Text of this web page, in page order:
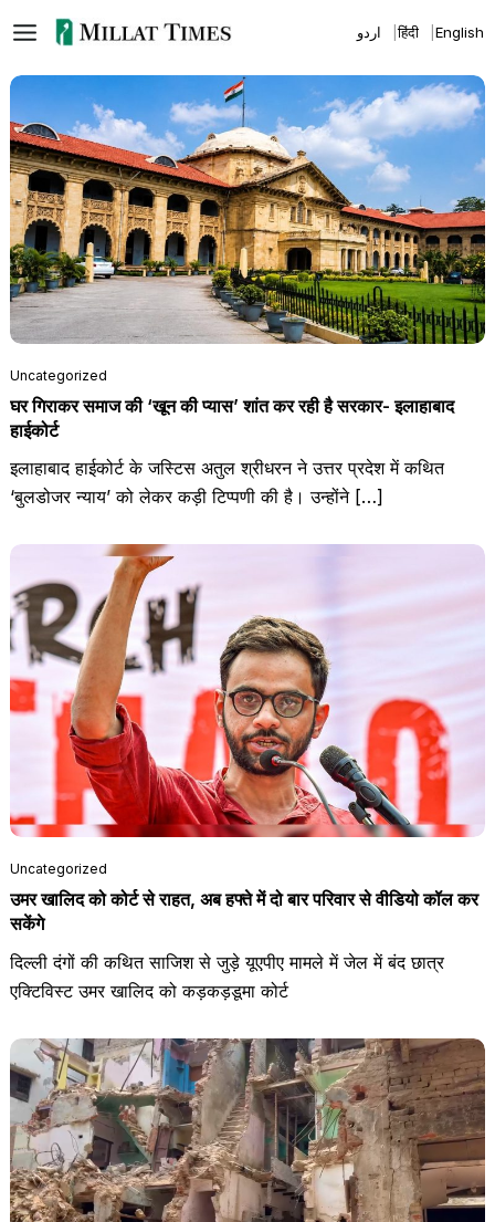
to
content
اردو हिंदी English
Uncategorized
घर गिराकर समाज की ‘खून की प्यास’ शांत कर रही है सरकार- इलाहाबाद
हाईकोर्ट
इलाहाबाद हाईकोर्ट के जस्टिस अतुल श्रीधरन ने उत्तर प्रदेश में कथित
‘बुलडोजर न्याय’ को लेकर कड़ी टिप्पणी की है। उन्होंने […]
Uncategorized
उमर खालिद को कोर्ट से राहत, अब हफ्ते में दो बार परिवार से वीडियो कॉल कर
सकेंगे
दिल्ली दंगों की कथित साजिश से जुड़े यूएपीए मामले में जेल में बंद छात्र
एक्टिविस्ट उमर खालिद को कड़कड़डूमा कोर्ट